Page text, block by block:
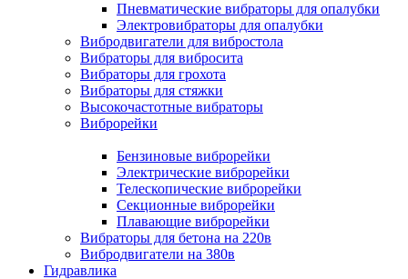
Пневматические вибраторы для опалубки
Электровибраторы для опалубки
Вибродвигатели для вибростола
Вибраторы для вибросита
Вибраторы для грохота
Вибраторы для стяжки
Высокочастотные вибраторы
Виброрейки
Бензиновые виброрейки
Электрические виброрейки
Телескопические виброрейки
Секционные виброрейки
Плавающие виброрейки
Вибраторы для бетона на 220в
Вибродвигатели на 380в
Гидравлика